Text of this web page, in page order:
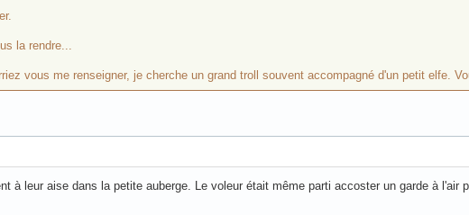
la rendre...
vous me renseigner, je cherche un grand troll souvent accompagné d'un petit elfe.
à leur aise dans la petite auberge. Le voleur était même parti accoster un garde à l'air